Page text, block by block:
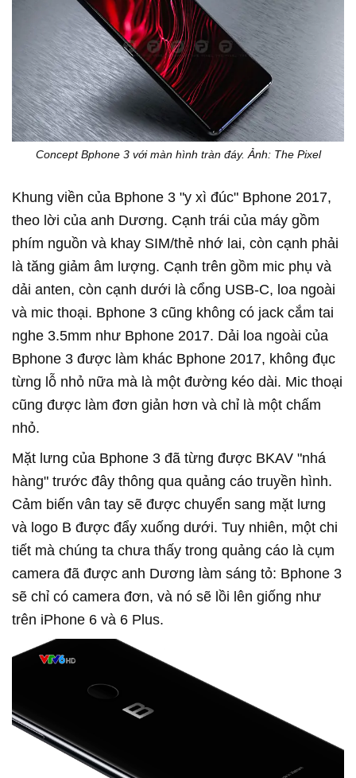
Concept Bphone 3 với màn hình tràn đáy. Ảnh: The Pixel
Khung viền của Bphone 3 "y xì đúc" Bphone 2017,
theo lời của anh Dương. Cạnh trái của máy gồm
phím nguồn và khay SIM/thẻ nhớ lai, còn cạnh phải
là tăng giảm âm lượng. Cạnh trên gồm mic phụ và
dải anten, còn cạnh dưới là cổng USB-C, loa ngoài
và mic thoại. Bphone 3 cũng không có jack cắm tai
nghe 3.5mm như Bphone 2017. Dải loa ngoài của
Bphone 3 được làm khác Bphone 2017, không đục
từng lỗ nhỏ nữa mà là một đường kéo dài. Mic thoại
cũng được làm đơn giản hơn và chỉ là một chấm
nhỏ.
Mặt lưng của Bphone 3 đã từng được BKAV "nhá
hàng" trước đây thông qua quảng cáo truyền hình.
Cảm biến vân tay sẽ được chuyển sang mặt lưng
và logo B được đẩy xuống dưới. Tuy nhiên, một chi
tiết mà chúng ta chưa thấy trong quảng cáo là cụm
camera đã được anh Dương làm sáng tỏ: Bphone 3
sẽ chỉ có camera đơn, và nó sẽ lồi lên giống như
trên iPhone 6 và 6 Plus.